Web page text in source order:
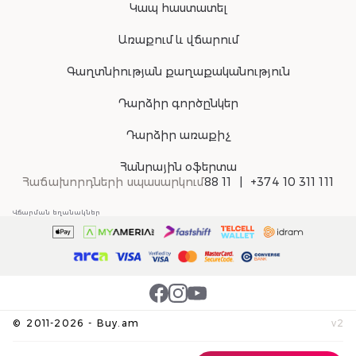
Կապ հաստատել
Առաքում և վճարում
Գաղտնիության քաղաքականություն
Դարձիր գործընկեր
Դարձիր առաքիչ
Հանրային օֆերտա
Հաճախորդների սպասարկում88 11 +374 10 311 111
© 2011-2026 - Buy.am v2
Վճարման եղանակներ